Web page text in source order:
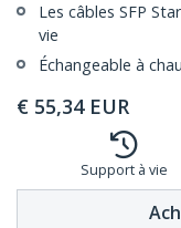
Les câbles SFP
vie
Échangeable à
€ 55,34 EUR
Support à vie